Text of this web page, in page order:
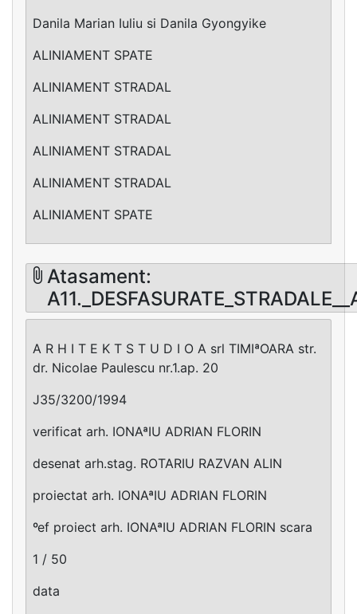
Danila Marian Iuliu si Danila Gyongyike
ALINIAMENT SPATE
ALINIAMENT STRADAL
ALINIAMENT STRADAL
ALINIAMENT STRADAL
ALINIAMENT STRADAL
ALINIAMENT SPATE
Atasament:
A R H I T E K T S T U D I O A srl TIMIªOARA str.
dr. Nicolae Paulescu nr.1.ap. 20
J35/3200/1994
verificat arh. IONAªIU ADRIAN FLORIN
desenat arh.stag. ROTARIU RAZVAN ALIN
proiectat arh. IONAªIU ADRIAN FLORIN
ºef proiect arh. IONAªIU ADRIAN FLORIN scara
1 / 50
data